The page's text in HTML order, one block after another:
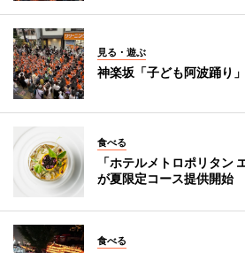
見る・遊ぶ
神楽坂「子ども阿波踊り
食べる
「ホテルメトロポリタン
が夏限定コース提供開始
食べる